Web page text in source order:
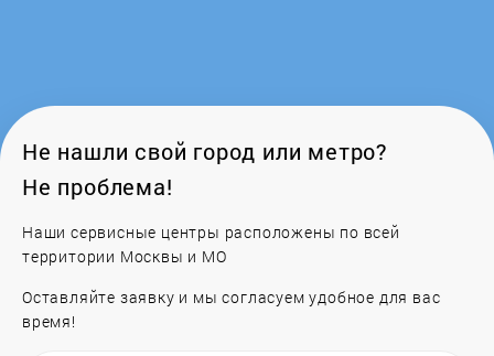
Не нашли свой город или метро?
Не проблема!
Наши сервисные центры расположены по всей
территории Москвы и МО
Оставляйте заявку и мы согласуем удобное для вас
время!